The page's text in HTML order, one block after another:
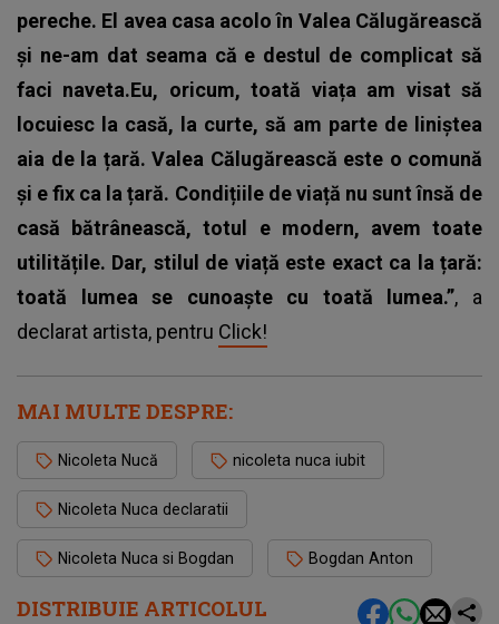
DISTRIBUIE ARTICOLUL
pereche. El avea casa acolo în Valea Călugărească
și ne-am dat seama că e destul de complicat să
faci naveta.Eu, oricum, toată viața am visat să
locuiesc la casă, la curte, să am parte de liniștea
aia de la țară. Valea Călugărească este o comună
și e fix ca la țară. Condițiile de viață nu sunt însă de
casă bătrânească, totul e modern, avem toate
utilitățile. Dar, stilul de viață este exact ca la țară:
toată lumea se cunoaște cu toată lumea.”, a
declarat artista, pentru Click!
MAI MULTE DESPRE:
Nicoleta Nucă nicoleta nuca iubit
Nicoleta Nuca declaratii
Nicoleta Nuca si Bogdan Bogdan Anton